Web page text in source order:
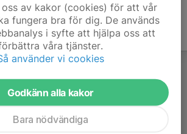
oss av kakor (cookies) för att vår
fungera bra för dig. De används
i syfte att hjälpa oss att
våra tjänster.
använder vi cookies
Godkänn alla kakor
Bara nödvändiga